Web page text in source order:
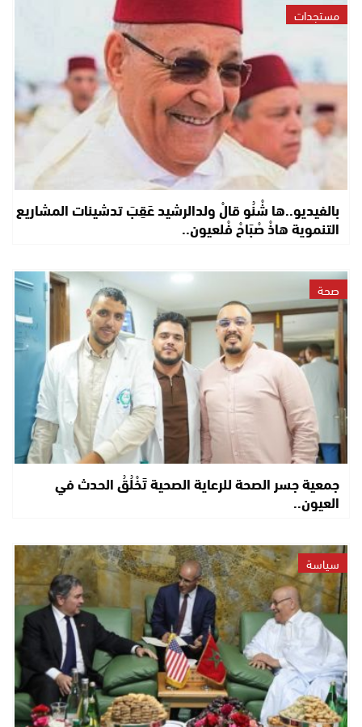
مستجدات
بالفيديو..ها شْنُو قالْ ولدالرشيد عَقِبَ تدشينات المشاريع
التنموية هاذْ صْبَاحْ فْلعيون..
صحة
جمعية جسر الصحة للرعاية الصحية تَخْلُقُ الحدث في
العيون..
سياسة